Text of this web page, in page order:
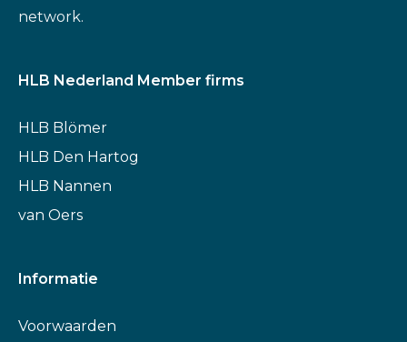
network.
HLB Nederland Member firms
HLB Blömer
HLB Den Hartog
HLB Nannen
van Oers
Informatie
Voorwaarden